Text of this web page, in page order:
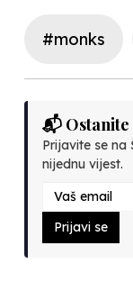
#monks
📬
Prijavite se na
nijednu vijest.
Prijavi se